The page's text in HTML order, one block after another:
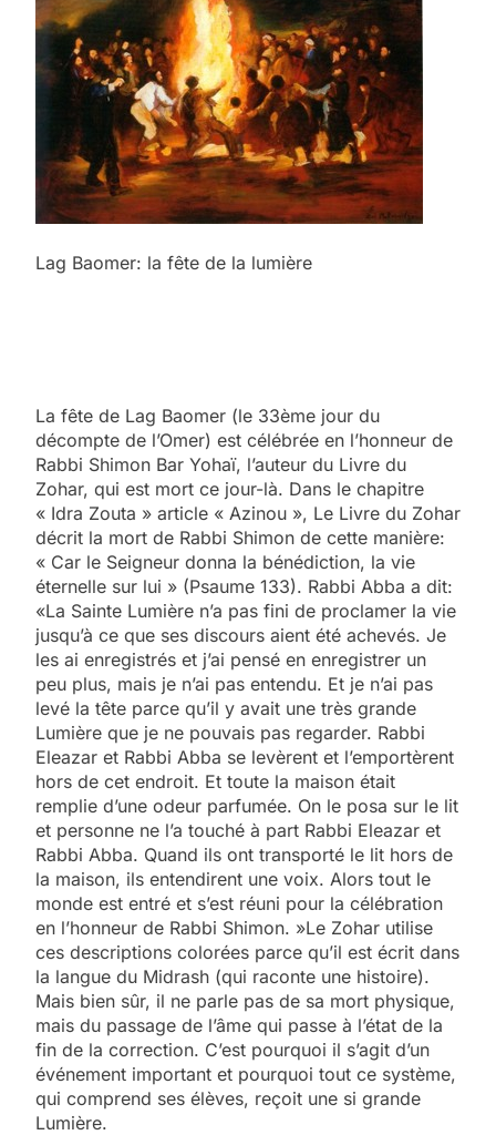
Lag Baomer: la fête de la lumière
La fête de Lag Baomer (le 33ème jour du
décompte de l’Omer) est célébrée en l’honneur de
Rabbi Shimon Bar Yohaï, l’auteur du Livre du
Zohar, qui est mort ce jour-là. Dans le chapitre
« Idra Zouta » article « Azinou », Le Livre du Zohar
décrit la mort de Rabbi Shimon de cette manière:
« Car le Seigneur donna la bénédiction, la vie
éternelle sur lui » (Psaume 133). Rabbi Abba a dit:
«La Sainte Lumière n’a pas fini de proclamer la vie
jusqu’à ce que ses discours aient été achevés. Je
les ai enregistrés et j’ai pensé en enregistrer un
peu plus, mais je n’ai pas entendu. Et je n’ai pas
levé la tête parce qu’il y avait une très grande
Lumière que je ne pouvais pas regarder. Rabbi
Eleazar et Rabbi Abba se levèrent et l’emportèrent
hors de cet endroit. Et toute la maison était
remplie d’une odeur parfumée. On le posa sur le lit
et personne ne l’a touché à part Rabbi Eleazar et
Rabbi Abba. Quand ils ont transporté le lit hors de
la maison, ils entendirent une voix. Alors tout le
monde est entré et s’est réuni pour la célébration
en l’honneur de Rabbi Shimon. »Le Zohar utilise
ces descriptions colorées parce qu’il est écrit dans
la langue du Midrash (qui raconte une histoire).
Mais bien sûr, il ne parle pas de sa mort physique,
mais du passage de l’âme qui passe à l’état de la
fin de la correction. C’est pourquoi il s’agit d’un
événement important et pourquoi tout ce système,
qui comprend ses élèves, reçoit une si grande
Lumière.